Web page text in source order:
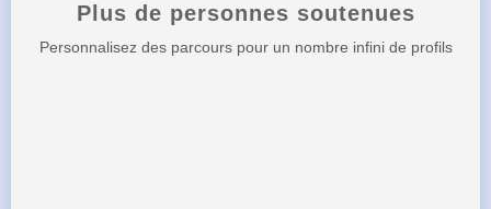
Plus de personnes soutenues
Personnalisez des parcours pour un nombre infini de profils